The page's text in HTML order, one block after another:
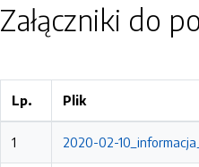
Załączniki do
Lp. Plik
1 2020-02-